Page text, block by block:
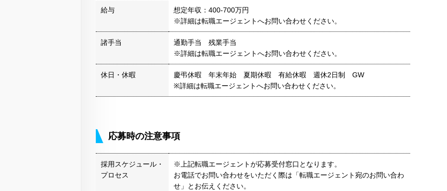
給与
想定年収：400-700万円
※詳細は転職エージェントへお問い合わせください。
諸手当
通勤手当 残業手当
※詳細は転職エージェントへお問い合わせください。
休日・休暇
慶弔休暇 年末年始 夏期休暇 有給休暇 週休2日制 GW
※詳細は転職エージェントへお問い合わせください。
応募時の注意事項
採用スケジュール・
プロセス
※上記転職エージェントが応募受付窓口となります。
お電話でお問い合わせをいただく際は「転職エージェント宛のお問い合わ
せ」とお伝えください。